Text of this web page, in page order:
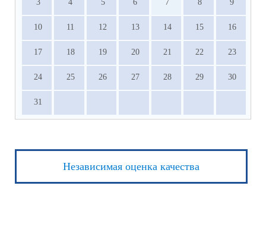
3 4 5 6 7 8 9
10 11 12 13 14 15 16
17 18 19 20 21 22 23
24 25 26 27 28 29 30
31
Независимая оценка качества